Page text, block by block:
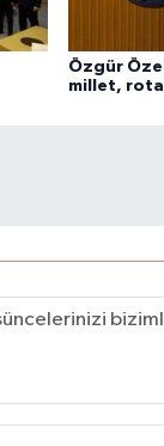
Özgür
millet,